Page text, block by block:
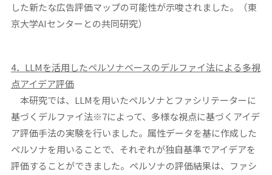
した新たな広告評価マップの可能性が示唆されました。（東
京大学AIセンターとの共同研究）
4．LLMを活用したペルソナベースのデルファイ法による多視
点アイデア評価
本研究では、LLMを用いたペルソナとファシリテーターに
基づくデルファイ法※7によって、多様な視点に基づくアイデ
ア評価手法の実験を行いました。属性データを基に作成した
ペルソナを用いることで、それぞれが独自基準でアイデアを
評価することができました。ペルソナの評価結果は、ファシ